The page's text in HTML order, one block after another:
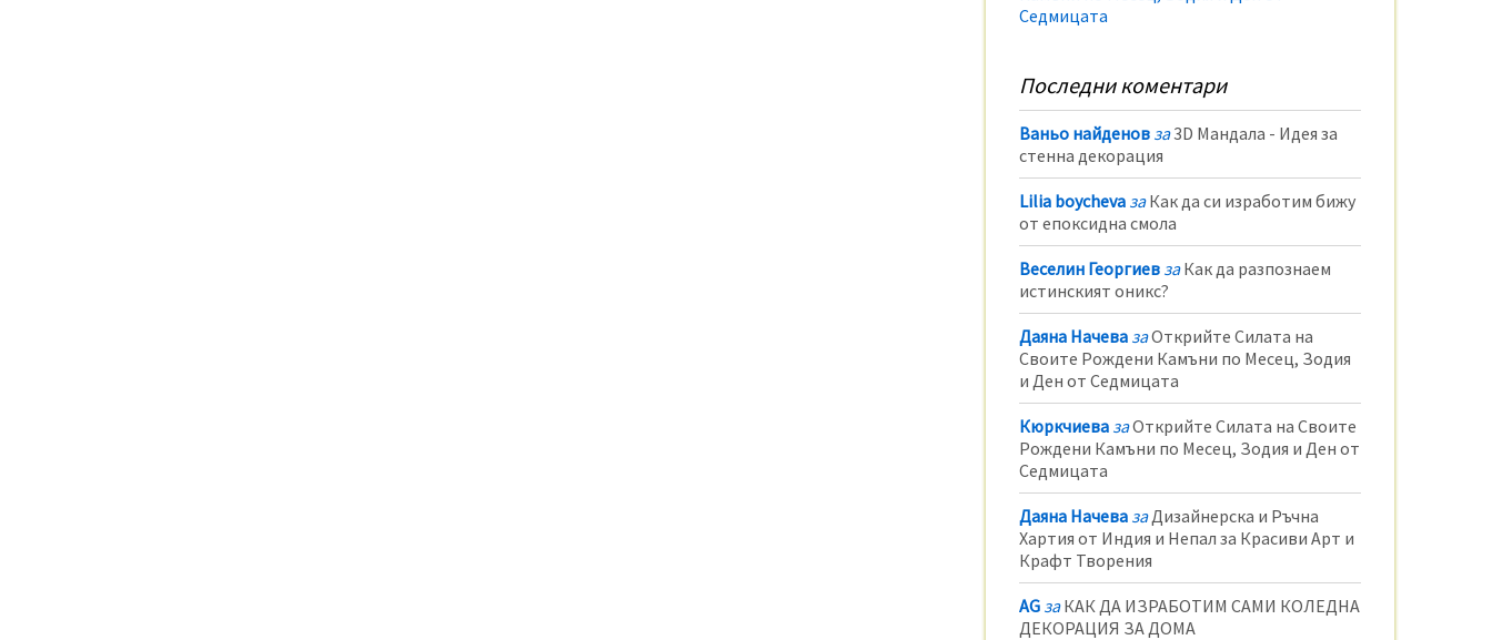
Седмицата
Последни коментари
Ваньо найденов за3D Мандала - Идея за
стенна декорация
Lilia boycheva за Как да си изработим бижу
от епоксидна смола
Веселин Георгиев за Как да разпознаем
истинският оникс?
Даяна Начева заОткрийте Силата на
Своите Рождени Камъни по Месец, Зодия
и Ден от Седмицата
Кюркчиева заОткрийте Силата на Своите
Рождени Камъни по Месец, Зодия и Ден от
Седмицата
Даяна Начева за Дизайнерска и Ръчна
Хартия от Индия и Непал за Красиви Арт и
Крафт Творения
AG за КАК ДА ИЗРАБОТИМ САМИ КОЛЕДНА
ДЕКОРАЦИЯ ЗА ДОМА